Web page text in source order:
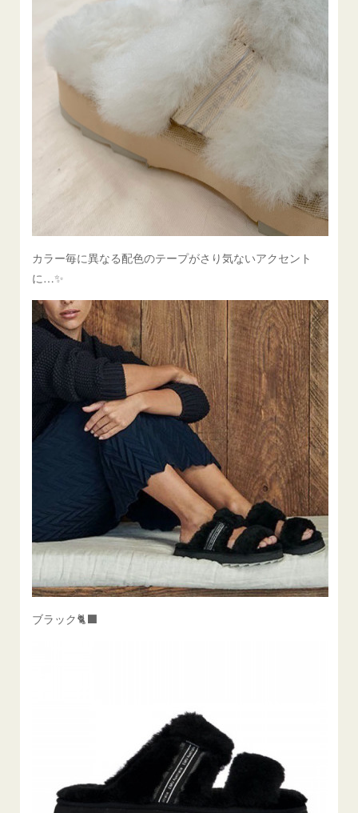
カラー毎に異なる配色のテープがさり気ないアクセント
に…✨
ブラック🐈‍⬛